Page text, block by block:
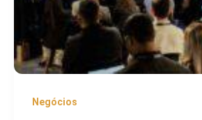
Negócios